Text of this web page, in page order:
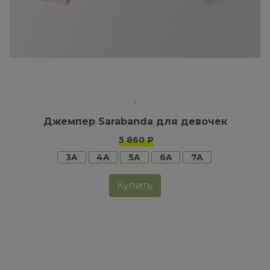
Джемпер Sarabanda для девочек
5 860 ₽
3A
4A 5A 6A 7A
Купить